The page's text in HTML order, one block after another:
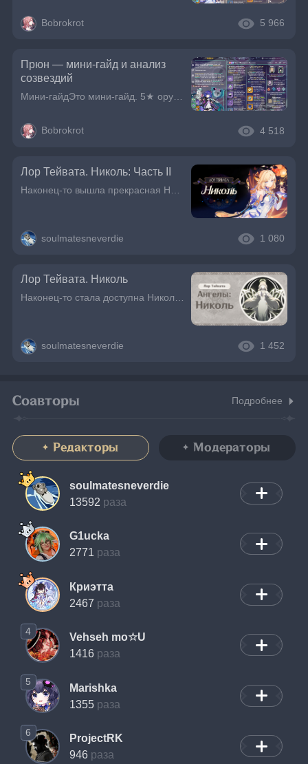
Bobrokrot 5 966
Прюн — мини-гайд и анализ
созвездий
Мини-гайдЭто мини-гайд. 5★ оружия не указаны.Анализ созвездий90 ур., 9/9/9 таланты против одного врага 100 ур. с 10% сопротивлением, сабстаты по KQM (20 сабстатов распределены равномерно и ещё 20 опти
Bobrokrot 4 518
Лор Тейвата. Николь: Часть II
Наконец-то вышла прекрасная Николь, поэтому предлагаю узнать о ней больше. Пост разделён на две части, первую часть можно прочитать тут: Лор Тейвата. Николь 20.05.2026
soulmatesneverdie 1 080
Лор Тейвата. Николь
Наконец-то стала доступна Николь. Давайте узнаем о ней больше. Для удобства пост будет разделён на две части.Николь является одной из самых младших ангелов, которая всегда купилась в любви своих сестё
soulmatesneverdie 1 452
Соавторы Подробнее
Редакторы Модераторы
soulmatesneverdie
13592 раза
G1ucka
2771 раза
Криэтта
2467 раза
4
Vehseh mo☆U
1416 раза
5
Marishka
1355 раза
6
ProjectRK
946 раза